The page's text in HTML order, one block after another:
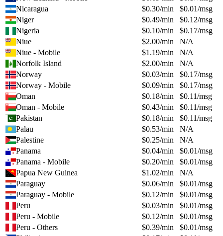
Nicaragua
$0.30/min $0.01/msg
Niger
$0.49/min $0.12/msg
Nigeria
$0.10/min $0.17/msg
Niue
$2.00/min
N/A
Niue - Mobile
$1.19/min
N/A
Norfolk Island
$2.00/min
N/A
Norway
$0.03/min $0.17/msg
Norway - Mobile
$0.09/min $0.17/msg
Oman
$0.18/min $0.11/msg
Oman - Mobile
$0.43/min $0.11/msg
Pakistan
$0.18/min $0.11/msg
Palau
$0.53/min
N/A
Palestine
$0.25/min
N/A
Panama
$0.04/min $0.01/msg
Panama - Mobile
$0.20/min $0.01/msg
Papua New Guinea
$1.02/min
N/A
Paraguay
$0.06/min $0.01/msg
Paraguay - Mobile
$0.12/min $0.01/msg
Peru
$0.03/min $0.01/msg
Peru - Mobile
$0.12/min $0.01/msg
Peru - Others
$0.39/min $0.01/msg